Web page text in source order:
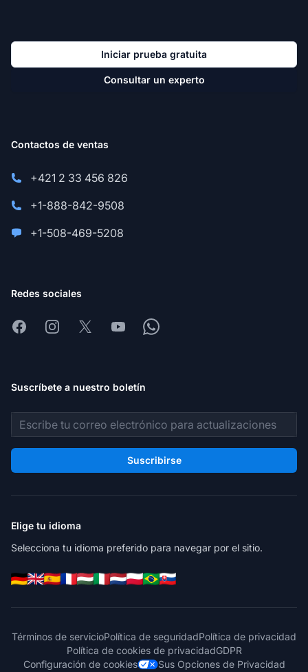
Iniciar prueba gratuita
Consultar un experto
Contactos de ventas
+421 2 33 456 826
+1-888-842-9508
+1-508-469-5208
Redes sociales
FacebookInstagram
X YoutubeWhatsapp
Suscríbete a nuestro boletín
Dirección de correo electrónico
Suscribirse
Elige tu idioma
Selecciona tu idioma preferido para navegar por el sitio.
Términos de servicioPolítica de seguridadPolítica de privacidad
Política de cookies de privacidadGDPR
Configuración de cookies
Sus Opciones de Privacidad